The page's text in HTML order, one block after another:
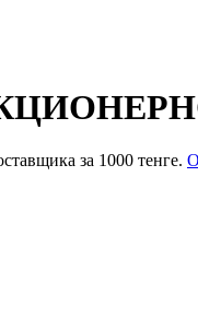
за 1000 тенге.